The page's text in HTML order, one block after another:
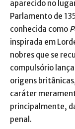
aparecido no
Parlamento de
conhecida como
inspirada em
nobres que se
compulsório
origens
caráter
principalmente,
penal.